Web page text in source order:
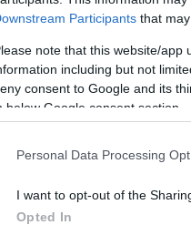
Participants that
note that this website/
including but not
consent to Google and its
below Google consent section.
Personal Data Processing
I want to opt-out of the
Opted In
termálfürdők
fizetnünk idén